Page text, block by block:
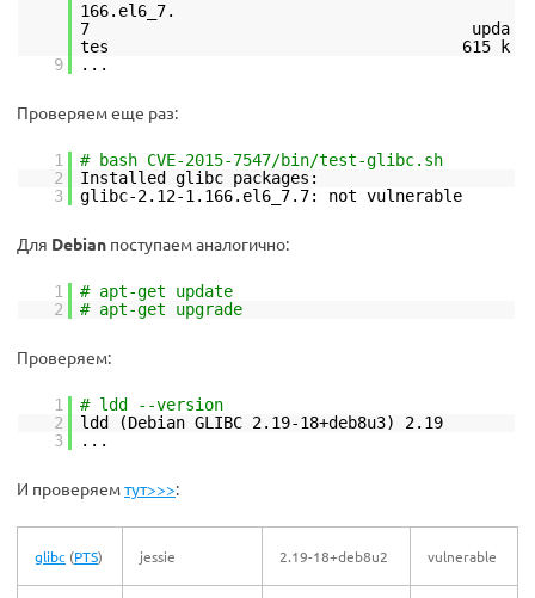
166.el6_7.
7 upda
tes 615 k
9
...
Проверяем еще раз:
1
# bash CVE-2015-7547/bin/test-glibc.sh
2
Installed glibc packages:
3
glibc-2.12-1.166.el6_7.7: not vulnerable
Для Debian поступаем аналогично:
1
# apt-get update
2
# apt-get upgrade
Проверяем:
1
# ldd --version
2
ldd (Debian GLIBC 2.19-18+deb8u3) 2.19
3
...
И проверяемтут>>>:
glibc (PTS) jessie 2.19-18+deb8u2 vulnerable